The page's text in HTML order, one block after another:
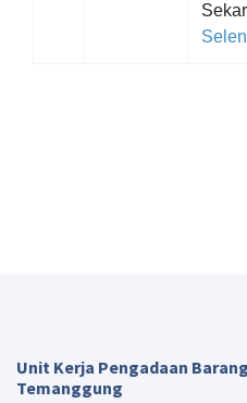
Unit Kerja Pengadaan
Temanggung